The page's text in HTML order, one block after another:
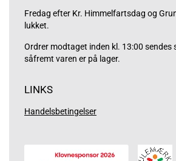
Fredag efter Kr. Himmelfartsdag og
lukket.
Ordrer modtaget inden kl. 13:00 sendes
såfremt varen er på lager.
LINKS
Handelsbetingelser